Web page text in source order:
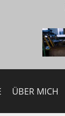
ÜBER MICH